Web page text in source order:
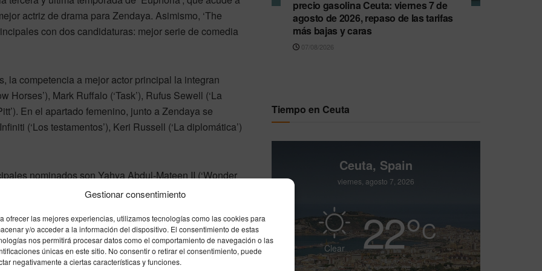
Gestionar consentimiento
ofrecer las mejores experiencias, utilizamos tecnologías como las cookies para
y/o acceder a la información del dispositivo. El consentimiento de estas
nos permitirá procesar datos como el comportamiento de navegación o las
únicas en este sitio. No consentir o retirar el consentimiento, puede
negativamente a ciertas características y funciones.
actriz de drama para Zendaya. Asimismo, ‘The
con dos candidaturas: mejor serie de comedia
la competencia a mejor actor principal la integran
Horses’), Mark Ruffalo (‘Task’), Rufus Sewell (‘La
En el apartado femenino, junto a Zendaya se
(‘Los testamentos’), Keri Russell (‘La diplomática’)
nominados son Yahya Abdul-Mateen II (‘Wonder
de Widow’s Bay’), Jason Segel (‘Terapia sin
Las actrices que competirán con Jean Smart son
Bear’), Elle Fanning (‘Margo tiene problemas de
precio gasolina Ceuta: viernes 7 de
agosto de 2026, repaso de las tarifas
más bajas y caras
07/08/2026
Tiempo en Ceuta
Ceuta, Spain
viernes, agosto 7, 2026
Clear 22°C